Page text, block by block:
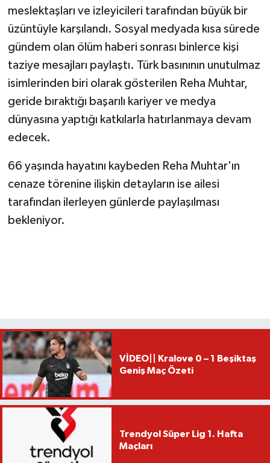
meslektaşları ve izleyicileri tarafından büyük bir
üzüntüyle karşılandı. Sosyal medyada kısa sürede
gündem olan ölüm haberi sonrası binlerce kişi
taziye mesajları paylaştı. Türk basınının unutulmaz
isimlerinden biri olarak gösterilen Reha Muhtar,
geride bıraktığı başarılı kariyer ve medya
dünyasına yaptığı katkılarla hatırlanmaya devam
edecek.
66 yaşında hayatını kaybeden Reha Muhtar'ın
cenaze törenine ilişkin detayların ise ailesi
tarafından ilerleyen günlerde paylaşılması
bekleniyor.
VİDEO|| Kralove 0 – 1 Beşiktaş
Geniş Maç Özeti
Trendyol Süper Lig 1. Hafta
Maçları